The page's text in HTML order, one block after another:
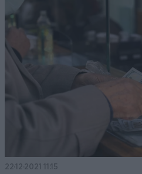
22·12·2021 11:15